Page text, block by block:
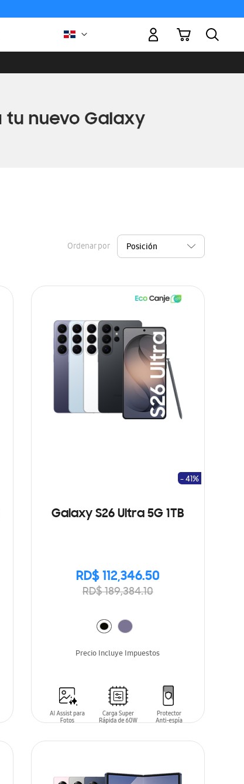
Mi carrito
Ordenar por
Galaxy S26 Ultra 5G 1TB
RD$ 112,346.50
RD$ 189,384.10
- 41%
Precio Incluye Impuestos